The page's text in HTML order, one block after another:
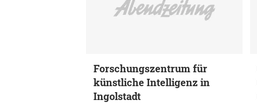
Forschungszentrum für
künstliche Intelligenz in
Ingolstadt